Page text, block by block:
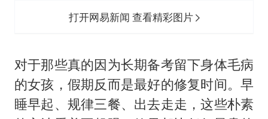
打开网易新闻 查看精彩图片
对于那些真的因为长期备考留下身体毛病
的女孩，假期反而是最好的修复时间。早
睡早起、规律三餐、出去走走，这些朴素